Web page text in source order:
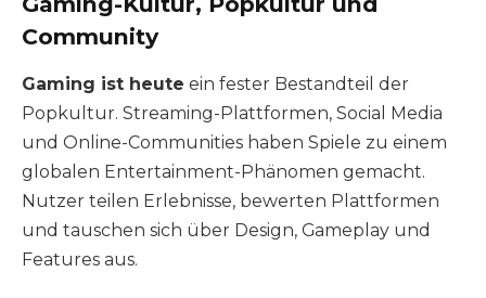
Community
Gaming ist heute ein fester Bestandteil der
Popkultur. Streaming-Plattformen, Social Media
und Online-Communities haben Spiele zu einem
globalen Entertainment-Phänomen gemacht.
Nutzer teilen Erlebnisse, bewerten Plattformen
und tauschen sich über Design, Gameplay und
Features aus.